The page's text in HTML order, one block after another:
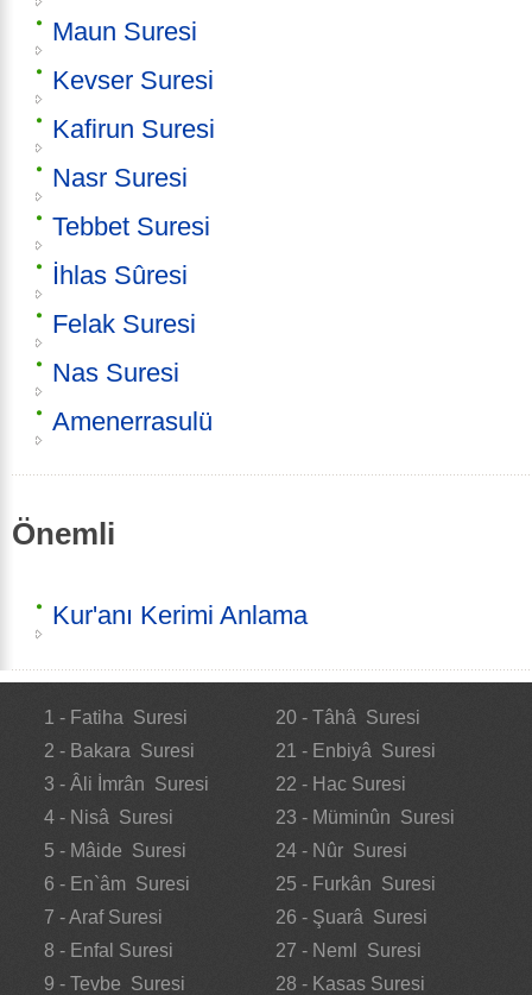
Maun Suresi
Kevser Suresi
Kafirun Suresi
Nasr Suresi
Tebbet Suresi
İhlas Sûresi
Felak Suresi
Nas Suresi
Amenerrasulü
Önemli
Kur'anı Kerimi Anlama
1 - Fatiha Suresi
2 - Bakara Suresi
3 - Âli İmrân Suresi
4 - Nisâ Suresi
5 - Mâide Suresi
6 - En`âm Suresi
7 - Araf Suresi
8 - Enfal Suresi
9 - Tevbe Suresi
20 - Tâhâ Suresi
21 - Enbiyâ Suresi
22 - Hac Suresi
23 - Müminûn Suresi
24 - Nûr Suresi
25 - Furkân Suresi
26 - Şuarâ Suresi
27 - Neml Suresi
28 - Kasas Suresi